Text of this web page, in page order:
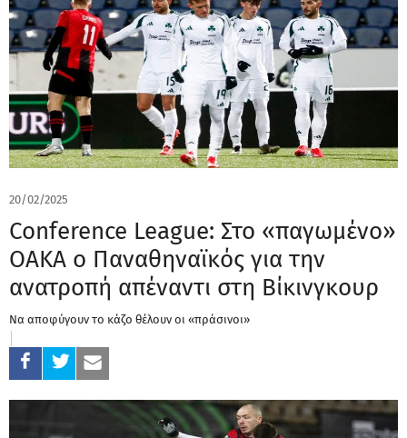
20/02/2025
Conference League: Στο «παγωμένο»
ΟΑΚΑ ο Παναθηναϊκός για την
ανατροπή απέναντι στη Βίκινγκουρ
Να αποφύγουν το κάζο θέλουν οι «πράσινοι»